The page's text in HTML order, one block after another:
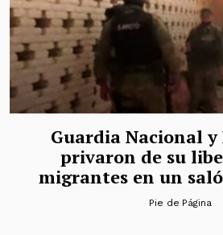
Guardia Nacional
privaron de su
migrantes en un
Pie de Página